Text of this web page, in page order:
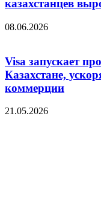
казахстанцев
08.06.2026
Visa запускает
Казахстане,
коммерции
21.05.2026